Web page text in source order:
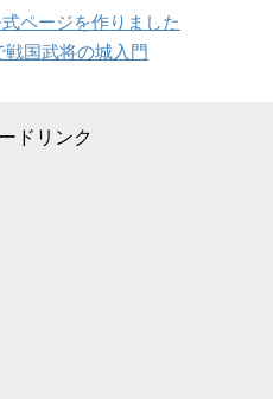
ページを作りました
国武将の城入門
ドリンク